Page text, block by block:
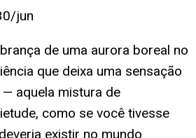
jun
de uma aurora boreal no
que deixa uma sensação
aquela mistura de
como se você tivesse
existir no mundo